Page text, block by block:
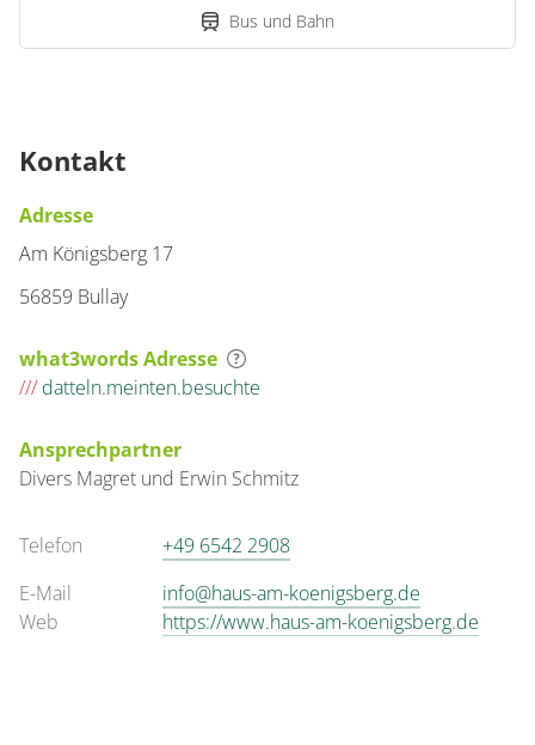
Bus und Bahn
Kontakt
Adresse
Am Königsberg 17
56859 Bullay
what3words Adresse
/// datteln.meinten.besuchte
Ansprechpartner
Divers Magret und Erwin Schmitz
Telefon
+49 6542 2908
E-Mail
info@haus-am-koenigsberg.de
Web
https://www.haus-am-koenigsberg.de